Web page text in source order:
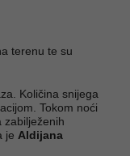
terenu te su
Količina snijega
Tokom noći
zabilježenih
je Aldijana